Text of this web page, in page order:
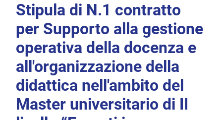
Stipula di N.1 contratto
per Supporto alla gestione
operativa della docenza e
all'organizzazione della
didattica nell'ambito del
Master universitario di II